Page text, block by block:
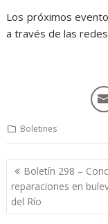
Los próximos
a través de las
Boletines
Boletín 298 –
reparaciones en
del Río